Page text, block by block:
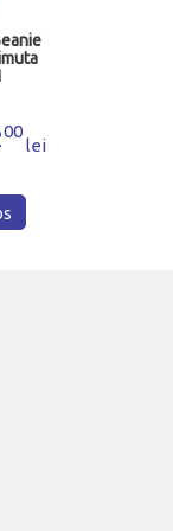
00
lei